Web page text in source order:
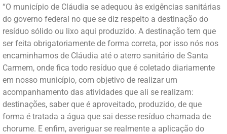
“O município de Cláudia se adequou às exigências sanitárias
do governo federal no que se diz respeito a destinação do
resíduo sólido ou lixo aqui produzido. A destinação tem que
ser feita obrigatoriamente de forma correta, por isso nós nos
encaminhamos de Cláudia até o aterro sanitário de Santa
Carmem, onde fica todo resíduo que é coletado diariamente
em nosso município, com objetivo de realizar um
acompanhamento das atividades que ali se realizam:
destinações, saber que é aproveitado, produzido, de que
forma é tratada a água que sai desse resíduo chamada de
chorume. E enfim, averiguar se realmente a aplicação do